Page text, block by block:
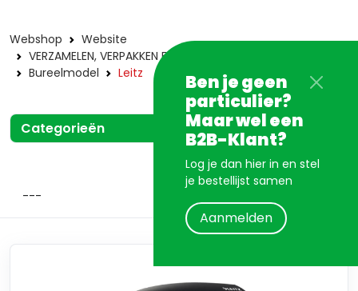
Ben je geen
particulier?
Maar wel een
B2B-Klant?
Log je dan hier in en stel
je bestellijst samen
Aanmelden
Webshop
Website
VERZAMELEN, VERPAKKEN EN VERZENDEN
Bureelmodel
Leitz
Categorieën